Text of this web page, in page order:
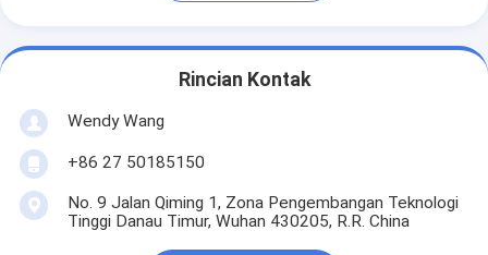
Rincian Kontak
Wendy Wang
+86 27 50185150
No. 9 Jalan Qiming 1, Zona Pengembangan Teknologi
Tinggi Danau Timur, Wuhan 430205, R.R. China